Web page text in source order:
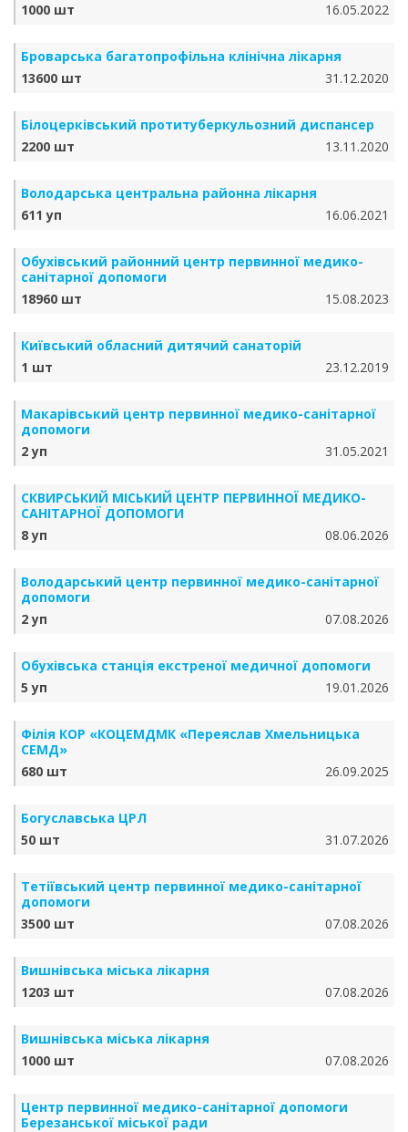
1000 шт
16.05.2022
Броварська багатопрофільна клінічна лікарня
13600 шт
31.12.2020
Білоцерківський протитуберкульозний диспансер
2200 шт
13.11.2020
Володарська центральна районна лікарня
611 уп
16.06.2021
Обухівський районний центр первинної медико-
санітарної допомоги
18960 шт
15.08.2023
Київський обласний дитячий санаторій
1 шт
23.12.2019
Макарівський центр первинної медико-санітарної
допомоги
2 уп
31.05.2021
СКВИРСЬКИЙ МІСЬКИЙ ЦЕНТР ПЕРВИННОЇ МЕДИКО-
САНІТАРНОЇ ДОПОМОГИ
8 уп
08.06.2026
Володарський центр первинної медико-санітарної
допомоги
2 уп
07.08.2026
Обухівська станція екстреної медичної допомоги
5 уп
19.01.2026
Філія КОР «КОЦЕМДМК «Переяслав Хмельницька
СЕМД»
680 шт
26.09.2025
Богуславська ЦРЛ
50 шт
31.07.2026
Тетіївський центр первинної медико-санітарної
допомоги
3500 шт
07.08.2026
Вишнівська міська лікарня
1203 шт
07.08.2026
Вишнівська міська лікарня
1000 шт
07.08.2026
Центр первинної медико-санітарної допомоги
Березанської міської ради